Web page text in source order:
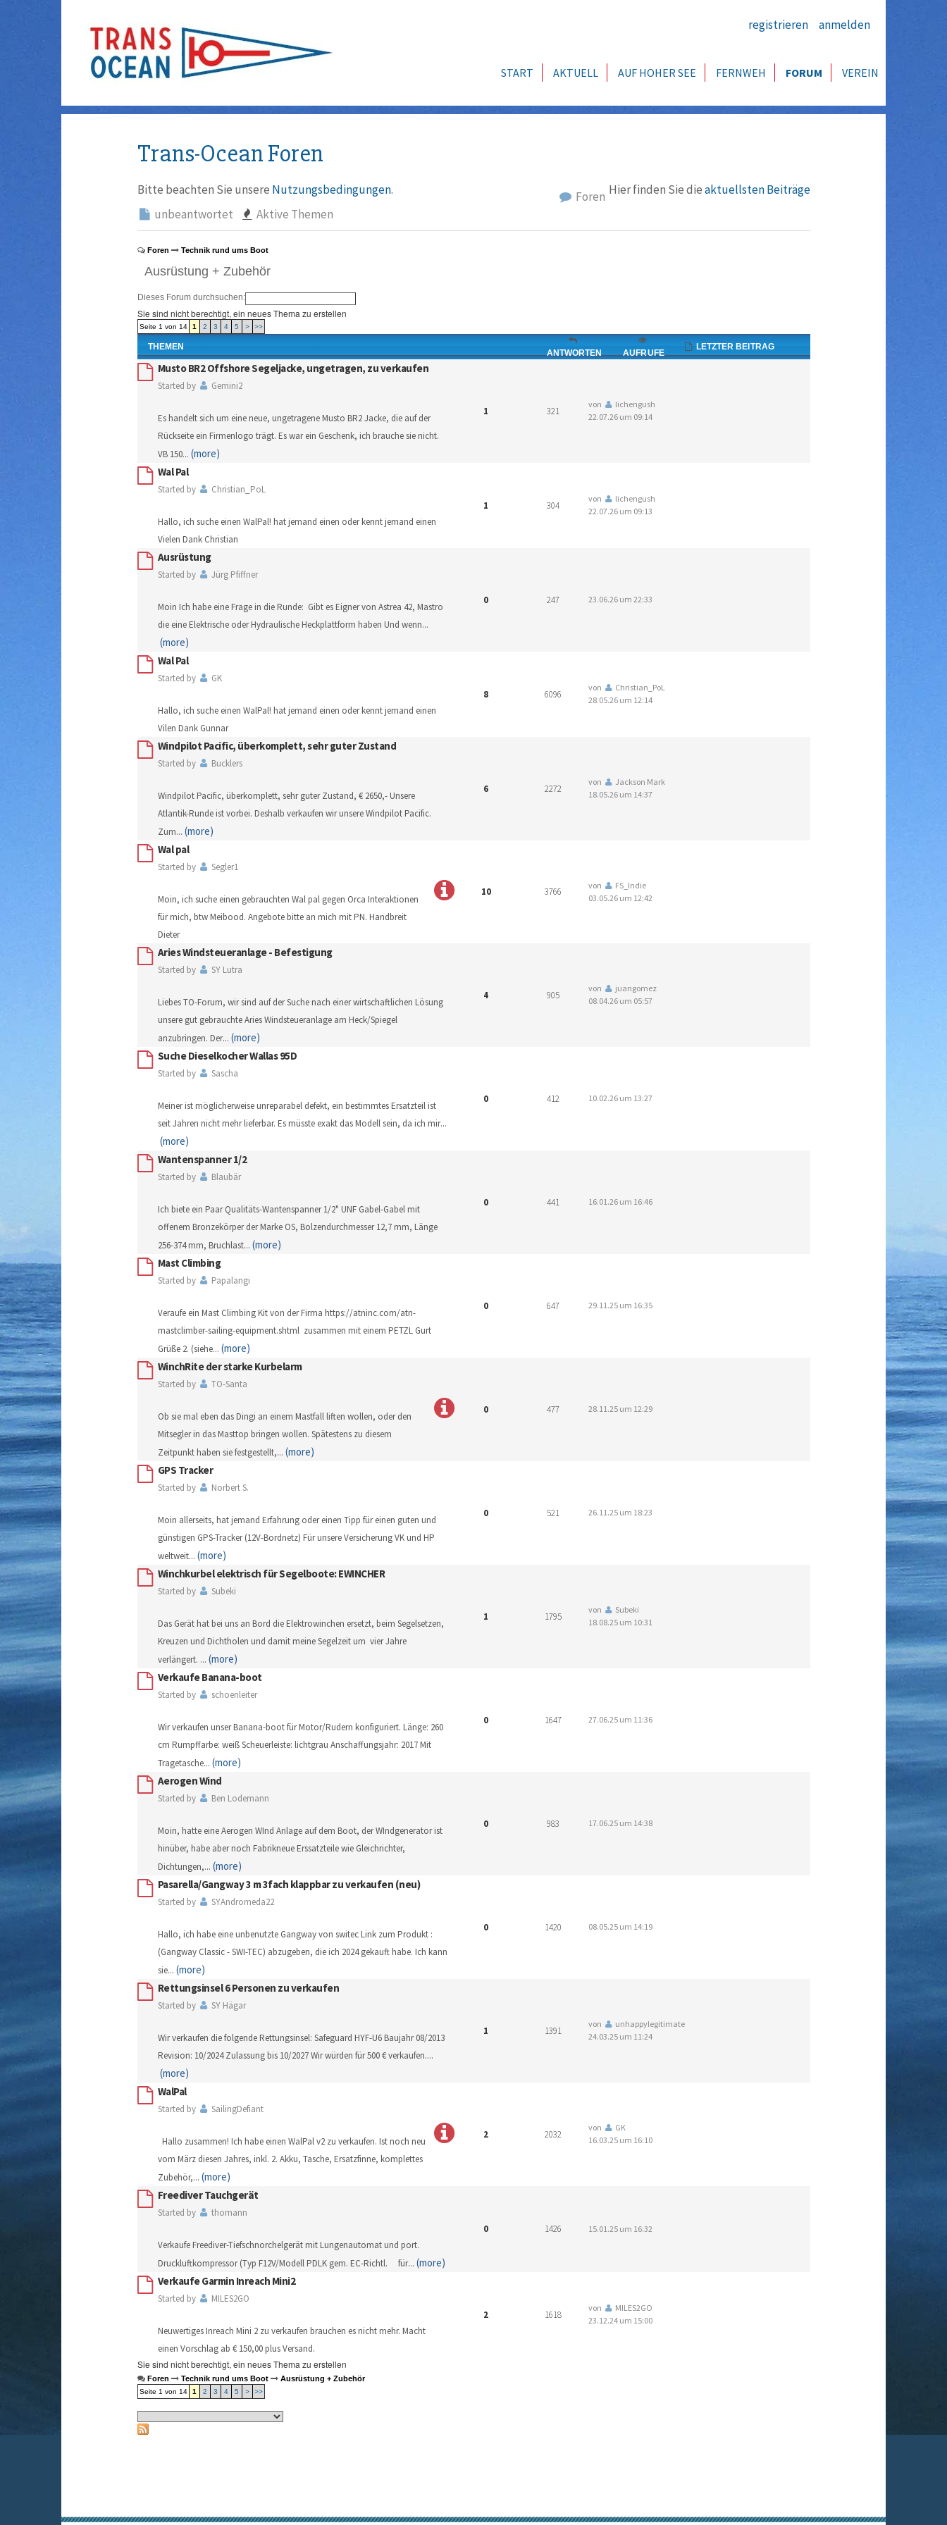
registrieren anmelden
START AKTUELL AUF HOHER SEE FERNWEH FORUM VEREIN
Trans-Ocean Foren
Bitte beachten Sie unsere Nutzungsbedingungen. Hier finden Sie dieaktuellsten Beiträge
Foren
unbeantwortet
Aktive Themen
Foren Technik rund ums Boot
Ausrüstung + Zubehör
Dieses Forum durchsuchen:
Sie sind nicht berechtigt, ein neues Thema zu erstellen
Seite 1 von 14 1 2 3 4 5 > >>
THEMEN
ANTWORTEN AUFRUFE
LETZTER BEITRAG
Musto BR2 Offshore Segeljacke, ungetragen, zu verkaufen
Started by Gemini2
Es handelt sich um eine neue, ungetragene Musto BR2 Jacke, die auf der
Rückseite ein Firmenlogo trägt. Es war ein Geschenk, ich brauche sie nicht.
VB 150... (more)
1 321
von
lichengush
22.07.26 um 09:14
Wal Pal
Started by Christian_PoL
Hallo, ich suche einen WalPal! hat jemand einen oder kennt jemand einen
Vielen Dank Christian
1 304
von
lichengush
22.07.26 um 09:13
Ausrüstung
Started by Jürg Pfiffner
Moin Ich habe eine Frage in die Runde: Gibt es Eigner von Astrea 42, Mastro
die eine Elektrische oder Hydraulische Heckplattform haben Und wenn...
(more)
0 247 23.06.26 um 22:33
Wal Pal
Started by GK
Hallo, ich suche einen WalPal! hat jemand einen oder kennt jemand einen
Vilen Dank Gunnar
8 6096
von
Christian_PoL
28.05.26 um 12:14
Windpilot Pacific, überkomplett, sehr guter Zustand
Started by Bucklers
Windpilot Pacific, überkomplett, sehr guter Zustand, € 2650,- Unsere
Atlantik-Runde ist vorbei. Deshalb verkaufen wir unsere Windpilot Pacific.
Zum... (more)
6 2272
von
Jackson Mark
18.05.26 um 14:37
Wal pal
Started by Segler1
Moin, ich suche einen gebrauchten Wal pal gegen Orca Interaktionen
für mich, btw Meibood. Angebote bitte an mich mit PN. Handbreit
Dieter
10 3766
von
FS_Indie
03.05.26 um 12:42
Aries Windsteueranlage - Befestigung
Started by SY Lutra
Liebes TO-Forum, wir sind auf der Suche nach einer wirtschaftlichen Lösung
unsere gut gebrauchte Aries Windsteueranlage am Heck/Spiegel
anzubringen. Der... (more)
4 905
von
juangomez
08.04.26 um 05:57
Suche Dieselkocher Wallas 95D
Started by Sascha
Meiner ist möglicherweise unreparabel defekt, ein bestimmtes Ersatzteil ist
seit Jahren nicht mehr lieferbar. Es müsste exakt das Modell sein, da ich mir...
(more)
0 412 10.02.26 um 13:27
Wantenspanner 1/2
Started by Blaubär
Ich biete ein Paar Qualitäts-Wantenspanner 1/2" UNF Gabel-Gabel mit
offenem Bronzekörper der Marke OS, Bolzendurchmesser 12,7 mm, Länge
256-374 mm, Bruchlast... (more)
0 441 16.01.26 um 16:46
Mast Climbing
Started by Papalangi
Veraufe ein Mast Climbing Kit von der Firma https://atninc.com/atn-
mastclimber-sailing-equipment.shtml zusammen mit einem PETZL Gurt
Grüße 2. (siehe... (more)
0 647 29.11.25 um 16:35
WinchRite der starke Kurbelarm
Started by TO-Santa
Ob sie mal eben das Dingi an einem Mastfall liften wollen, oder den
Mitsegler in das Masttop bringen wollen. Spätestens zu diesem
Zeitpunkt haben sie festgestellt,... (more)
0 477 28.11.25 um 12:29
GPS Tracker
Started by Norbert S.
Moin allerseits, hat jemand Erfahrung oder einen Tipp für einen guten und
günstigen GPS-Tracker (12V-Bordnetz) Für unsere Versicherung VK und HP
weltweit... (more)
0 521 26.11.25 um 18:23
Winchkurbel elektrisch für Segelboote: EWINCHER
Started by Subeki
Das Gerät hat bei uns an Bord die Elektrowinchen ersetzt, beim Segelsetzen,
Kreuzen und Dichtholen und damit meine Segelzeit um vier Jahre
verlängert. ... (more)
1 1795
von
Subeki
18.08.25 um 10:31
Verkaufe Banana-boot
Started by schoenleiter
Wir verkaufen unser Banana-boot für Motor/Rudern konfiguriert. Länge: 260
cm Rumpffarbe: weiß Scheuerleiste: lichtgrau Anschaffungsjahr: 2017 Mit
Tragetasche... (more)
0 1647 27.06.25 um 11:36
Aerogen Wind
Started by Ben Lodemann
Moin, hatte eine Aerogen WInd Anlage auf dem Boot, der WIndgenerator ist
hinüber, habe aber noch Fabrikneue Erssatzteile wie Gleichrichter,
Dichtungen,... (more)
0 983 17.06.25 um 14:38
Pasarella/Gangway 3 m 3fach klappbar zu verkaufen (neu)
Started by SYAndromeda22
Hallo, ich habe eine unbenutzte Gangway von switec Link zum Produkt :
(Gangway Classic - SWI-TEC) abzugeben, die ich 2024 gekauft habe. Ich kann
sie... (more)
0 1420 08.05.25 um 14:19
Rettungsinsel 6 Personen zu verkaufen
Started by SY Hägar
Wir verkaufen die folgende Rettungsinsel: Safeguard HYF-U6 Baujahr 08/2013
Revision: 10/2024 Zulassung bis 10/2027 Wir würden für 500 € verkaufen....
(more)
1 1391
von
unhappylegitimate
24.03.25 um 11:24
WalPal
Started by SailingDefiant
Hallo zusammen! Ich habe einen WalPal v2 zu verkaufen. Ist noch neu
vom März diesen Jahres, inkl. 2. Akku, Tasche, Ersatzfinne, komplettes
Zubehör,... (more)
2 2032
von
GK
16.03.25 um 16:10
Freediver Tauchgerät
Started by thomann
Verkaufe Freediver-Tiefschnorchelgerät mit Lungenautomat und port.
Druckluftkompressor (Typ F12V/Modell PDLK gem. EC-Richtl. für... (more)
0 1426 15.01.25 um 16:32
Verkaufe Garmin Inreach Mini2
Started by MILES2GO
Neuwertiges Inreach Mini 2 zu verkaufen brauchen es nicht mehr. Macht
einen Vorschlag ab € 150,00 plus Versand.
2 1618
von
MILES2GO
23.12.24 um 15:00
Sie sind nicht berechtigt, ein neues Thema zu erstellen
Foren Technik rund ums Boot Ausrüstung + Zubehör
Seite 1 von 14 1 2 3 4 5 > >>